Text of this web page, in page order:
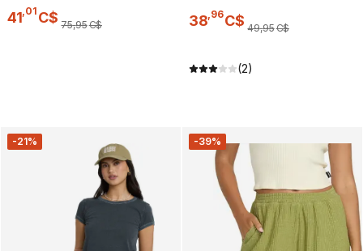
41 01 C$ 75,95C$ 38 96C$ 49,95C$
(2)
-21% -39%